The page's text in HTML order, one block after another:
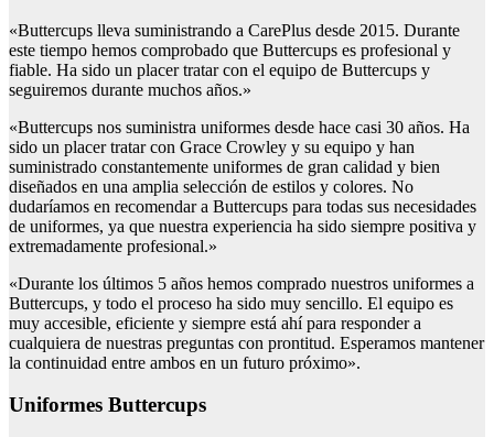
«Buttercups lleva suministrando a CarePlus desde 2015. Durante
este tiempo hemos comprobado que Buttercups es profesional y
fiable. Ha sido un placer tratar con el equipo de Buttercups y
seguiremos durante muchos años.»
«Buttercups nos suministra uniformes desde hace casi 30 años. Ha
sido un placer tratar con Grace Crowley y su equipo y han
suministrado constantemente uniformes de gran calidad y bien
diseñados en una amplia selección de estilos y colores. No
dudaríamos en recomendar a Buttercups para todas sus necesidades
de uniformes, ya que nuestra experiencia ha sido siempre positiva y
extremadamente profesional.»
«Durante los últimos 5 años hemos comprado nuestros uniformes a
Buttercups, y todo el proceso ha sido muy sencillo. El equipo es
muy accesible, eficiente y siempre está ahí para responder a
cualquiera de nuestras preguntas con prontitud. Esperamos mantener
la continuidad entre ambos en un futuro próximo».
Uniformes Buttercups